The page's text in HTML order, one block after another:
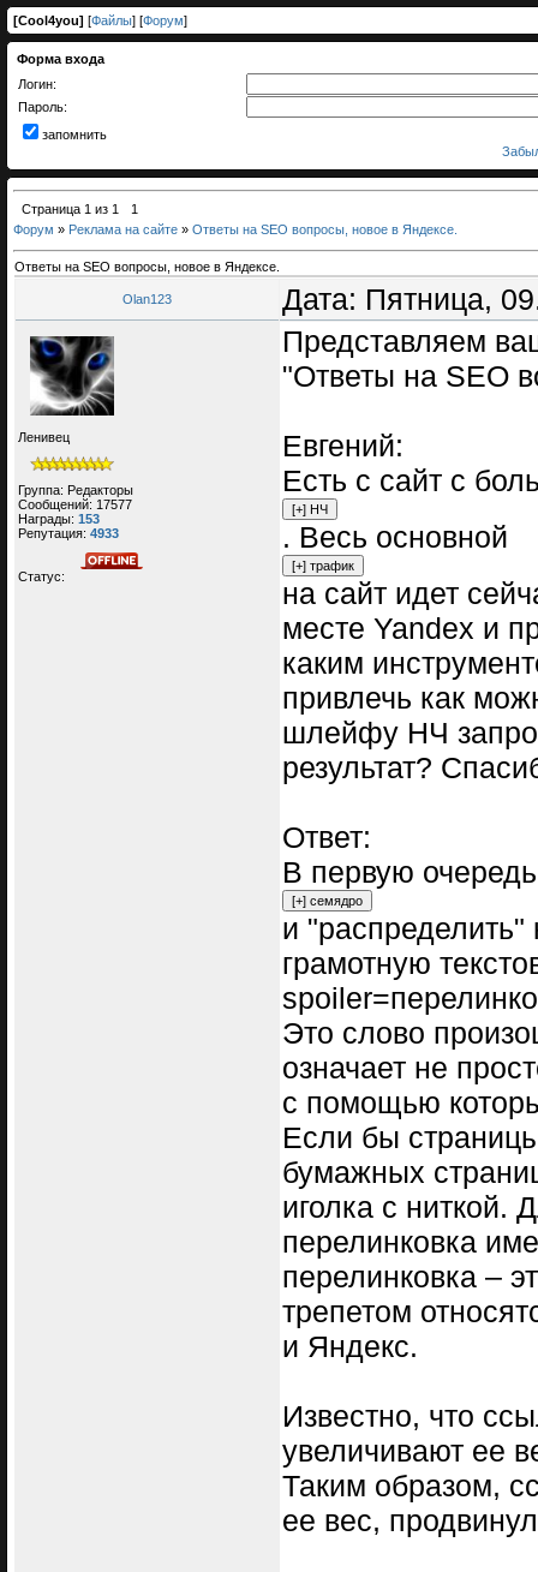
[Cool4you] [Файлы] [Форум]
Форма входа
Логин:
Пароль:
запомнить
Страница 1 из 1
1
Форум » Реклама на сайте » Ответы на SEO вопросы, новое в Яндексе.
Ответы на SEO вопросы, новое в Яндексе.
Olan123 Дата: Пятница,
Ленивец
Группа: Редакторы
Сообщений: 17577
Награды: 153
Репутация: 4933
Статус:
Представляем
"Ответы на SEO
Евгений:
Есть с сайт с
. Весь основной
на сайт идет
месте Yandex и
каким
привлечь как
шлейфу НЧ
результат?
Ответ:
В первую
и
грамотную
Это слово
означает не
с помощью
Если бы
бумажных
иголка с ниткой.
перелинковка
перелинковка –
трепетом
и Яндекс.
Известно, что
увеличивают ее
Таким образом,
ее вес,